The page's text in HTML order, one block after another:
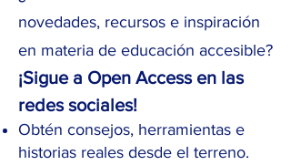
novedades, recursos e inspiración
en materia de educación accesible?
¡Sigue a Open Access en las
redes sociales!
Obtén consejos, herramientas e
historias reales desde el terreno.